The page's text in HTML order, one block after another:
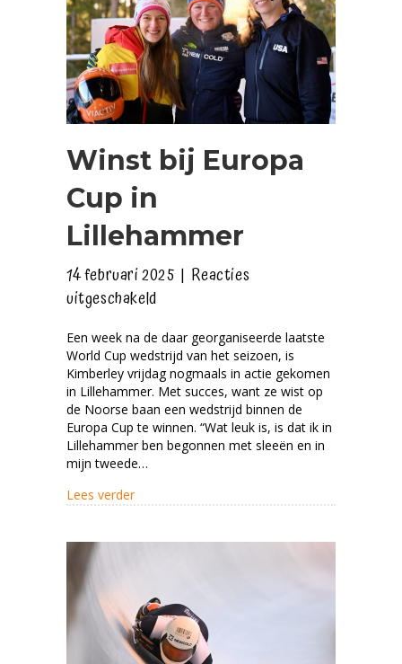
Winst bij Europa
Cup in
Lillehammer
14 februari 2025 | Reacties
uitgeschakeldvoor
bij
Europa
Cup
in
Lillehammer
Een week na de daar georganiseerde laatste
World Cup wedstrijd van het seizoen, is
Kimberley vrijdag nogmaals in actie gekomen
in Lillehammer. Met succes, want ze wist op
de Noorse baan een wedstrijd binnen de
Europa Cup te winnen. “Wat leuk is, is dat ik in
Lillehammer ben begonnen met sleeën en in
mijn tweede…
Lees verderabout Winst bij Europa Cup in Lillehammer